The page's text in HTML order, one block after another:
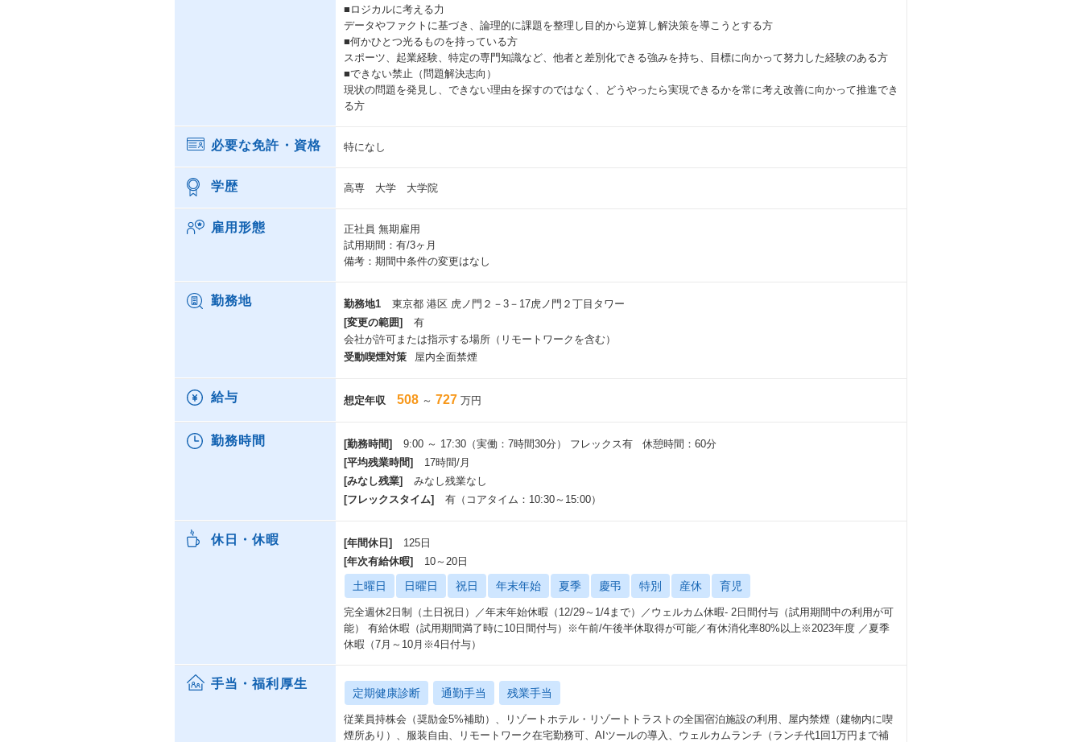
■ロジカルに考える力
データやファクトに基づき、論理的に課題を整理し目的から逆算し解決策を導こうとする方
■何かひとつ光るものを持っている方
スポーツ、起業経験、特定の専門知識など、他者と差別化できる強みを持ち、目標に向かって努力した経験のある方
■できない禁止（問題解決志向）
現状の問題を発見し、できない理由を探すのではなく、どうやったら実現できるかを常に考え改善に向かって推進でき
る方
必要な免許・資格 特になし
学歴 高専 大学 大学院
雇用形態 正社員 無期雇用
試用期間：有/3ヶ月
備考：期間中条件の変更はなし
勤務地 勤務地1
東京都 港区 虎ノ門２－3－17虎ノ門２丁目タワー
[変更の範囲]
有
会社が許可または指示する場所（リモートワークを含む）
受動喫煙対策
屋内全面禁煙
給与 想定年収 508 ～ 727 万円
勤務時間 [勤務時間]
9:00 ～ 17:30（実働：7時間30分） フレックス有 休憩時間：60分
[平均残業時間]
17時間/月
[みなし残業]
みなし残業なし
[フレックスタイム]
有（コアタイム：10:30～15:00）
休日・休暇 [年間休日]
125日
[年次有給休暇]
10～20日
土曜日 日曜日 祝日 年末年始 夏季 慶弔 特別 産休 育児
完全週休2日制（土日祝日）／年末年始休暇（12/29～1/4まで）／ウェルカム休暇- 2日間付与（試用期間中の利用が可
能） 有給休暇（試用期間満了時に10日間付与）※午前/午後半休取得が可能／有休消化率80%以上※2023年度 ／夏季
休暇（7月～10月※4日付与）
手当・福利厚生
定期健康診断 通勤手当 残業手当
従業員持株会（奨励金5%補助）、リゾートホテル・リゾートトラストの全国宿泊施設の利用、屋内禁煙（建物内に喫
煙所あり）、服装自由、リモートワーク在宅勤務可、AIツールの導入、ウェルカムランチ（ランチ代1回1万円まで補